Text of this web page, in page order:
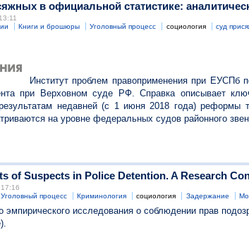
в официальной статистике:
Книги и брошюры Уголовный процесс социология суд
Институт проблем правоприменения при ЕУСПб
при Верховном суде РФ. Справка описывает
недавней (с 1 июня 2018 года)
на уровне федеральных судов районного
of Suspects in Police Detention. A Research
Уголовный процесс Криминология социология Задержание
эмпирического исследования о соблюдении прав